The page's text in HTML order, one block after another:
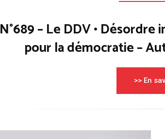
N°689 – Le DDV •
pour la démocratie –
>> En